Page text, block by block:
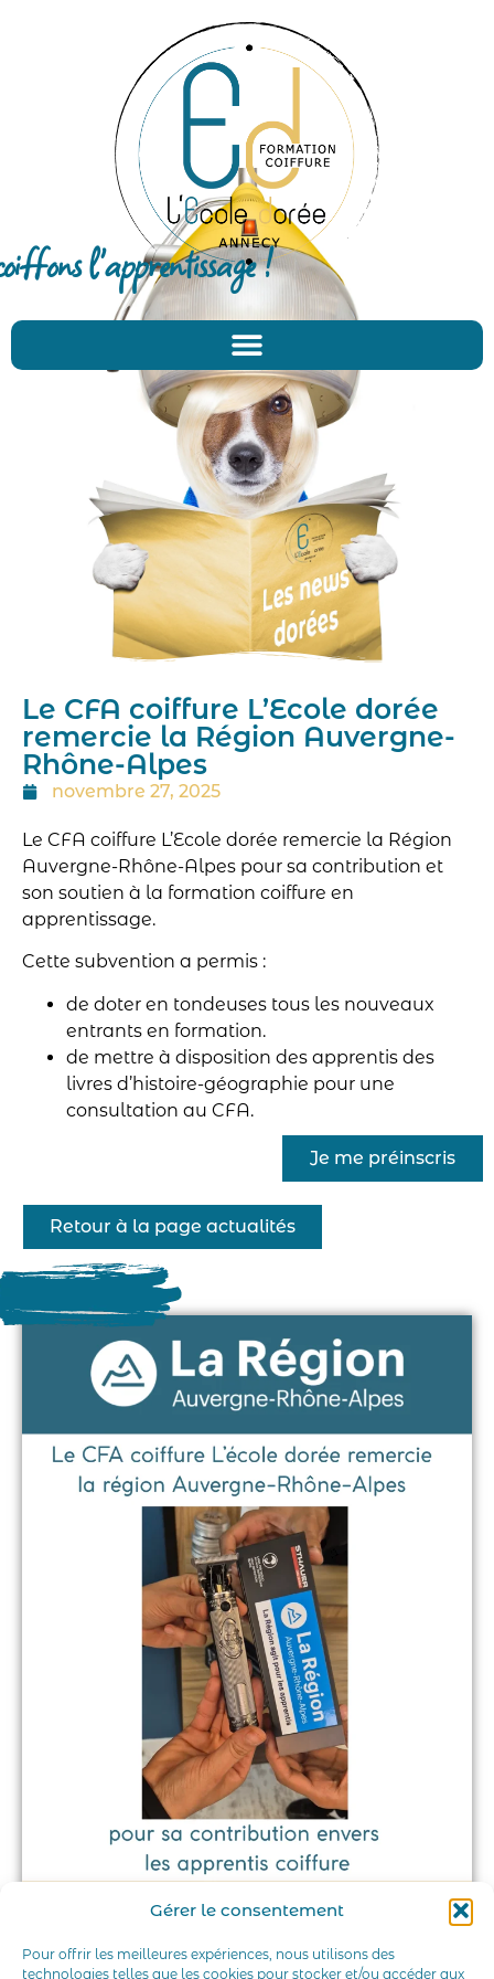
Gérer le consentement
Pour offrir les meilleures expériences, nous utilisons des
technologies telles que les cookies pour stocker et/ou accéder aux
l'apprentissage !
Retour à la page actualités
Le CFA coiffure L’Ecole dorée
remercie la Région Auvergne-
Rhône-Alpes
novembre 27, 2025
Le CFA coiffure L’Ecole dorée remercie la Région
Auvergne-Rhône-Alpes pour sa contribution et
son soutien à la formation coiffure en
apprentissage.
Cette subvention a permis :
de doter en tondeuses tous les nouveaux
entrants en formation.
de mettre à disposition des apprentis des
livres d’histoire-géographie pour une
consultation au CFA.
Je me préinscris